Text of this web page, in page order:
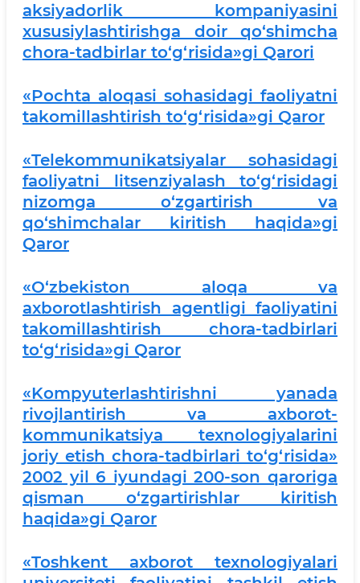
aksiyadorlik kompaniyasini
xususiylashtirishga doir qo‘shimcha
chora-tadbirlar to‘g‘risida»gi Qarori
«Pochta aloqasi sohasidagi faoliyatni
takomillashtirish to‘g‘risida»gi Qaror
«Telekommunikatsiyalar sohasidagi
faoliyatni litsenziyalash to‘g‘risidagi
nizomga o‘zgartirish va
qo‘shimchalar kiritish haqida»gi
Qaror
«O‘zbekiston aloqa va
axborotlashtirish agentligi faoliyatini
takomillashtirish chora-tadbirlari
to‘g‘risida»gi Qaror
«Kompyuterlashtirishni yanada
rivojlantirish va axborot-
kommunikatsiya texnologiyalarini
joriy etish chora-tadbirlari to‘g‘risida»
2002 yil 6 iyundagi 200-son qaroriga
qisman o‘zgartirishlar kiritish
haqida»gi Qaror
«Toshkent axborot texnologiyalari